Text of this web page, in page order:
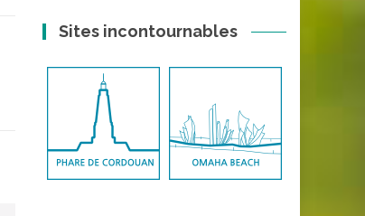
Sites incontournables